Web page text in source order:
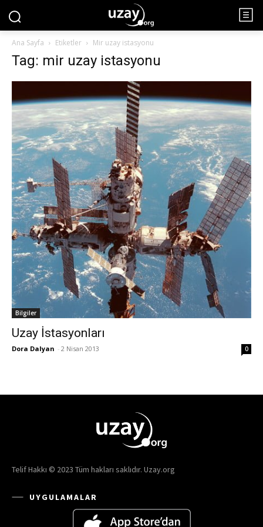
Ana Sayfa Etiketler Mir uzay istasyonu
Tag: mir uzay istasyonu
Bilgiler
Uzay İstasyonları
Dora Dalyan - 2 Nisan 2013 0
Telif Hakkı © 2023 Tüm hakları saklıdır. Uzay.org
UYGULAMALAR